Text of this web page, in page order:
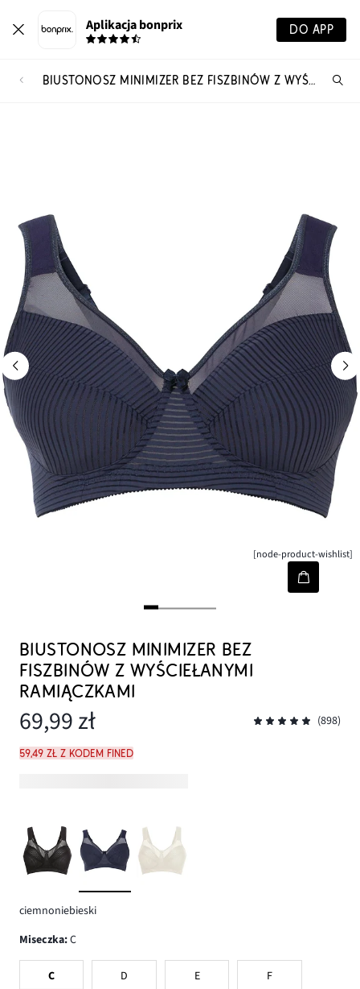
Aplikacja bonprix DO APP
BIUSTONOSZ MINIMIZER BEZ FISZBINÓW Z WYŚCIEŁANYMI RAMIĄCZKAMI
[node-product-wishlist]
BIUSTONOSZ MINIMIZER BEZ
FISZBINÓW Z WYŚCIEŁANYMI
RAMIĄCZKAMI
69,99 zł (898)
59,49 zł z kodem FINED
ciemnoniebieski
Miseczka:C
C D E F